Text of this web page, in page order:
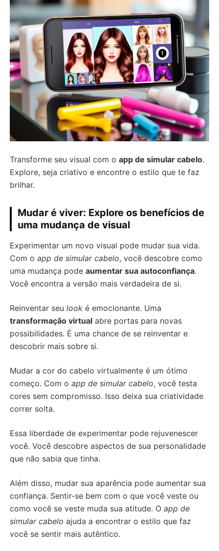
Transforme seu visual com o app de simular cabelo.
Explore, seja criativo e encontre o estilo que te faz
brilhar.
Mudar é viver: Explore os benefícios de
uma mudança de visual
Experimentar um novo visual pode mudar sua vida.
Com o app de simular cabelo, você descobre como
uma mudança pode aumentar sua autoconfiança.
Você encontra a versão mais verdadeira de si.
Reinventar seu look é emocionante. Uma
transformação virtual abre portas para novas
possibilidades. É uma chance de se reinventar e
descobrir mais sobre si.
Mudar a cor do cabelo virtualmente é um ótimo
começo. Com o app de simular cabelo, você testa
cores sem compromisso. Isso deixa sua criatividade
correr solta.
Essa liberdade de experimentar pode rejuvenescer
você. Você descobre aspectos de sua personalidade
que não sabia que tinha.
Além disso, mudar sua aparência pode aumentar sua
confiança. Sentir-se bem com o que você veste ou
como você se veste muda sua atitude. O app de
simular cabelo ajuda a encontrar o estilo que faz
você se sentir mais autêntico.